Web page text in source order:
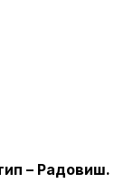
– Радовиш.